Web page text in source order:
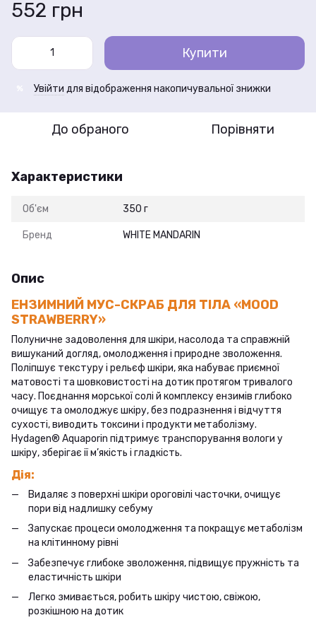
552 грн
Купити
Увійти для відображення накопичувальної знижки
До обраного Порівняти
Характеристики
Об'єм 350 г
Бренд WHITE MANDARIN
Опис
ЕНЗИМНИЙ МУС-СКРАБ ДЛЯ ТІЛА «MOOD
STRAWBERRY»
Полуничне задоволення для шкіри, насолода та справжній
вишуканий догляд, омолодження і природне зволоження.
Поліпшує текстуру і рельєф шкіри, яка набуває приємної
матовості та шовковистості на дотик протягом тривалого
часу. Поєднання морської солі й комплексу ензимів глибоко
очищує та омолоджує шкіру, без подразнення і відчуття
сухості, виводить токсини і продукти метаболізму.
Hydagen® Aquaporin підтримує транспорування вологи у
шкіру, зберігає ії м’якість і гладкість.
Дія:
Видаляє з поверхні шкіри ороговілі часточки, очищує
пори від надлишку себуму
Запускає процеси омолодження та покращує метаболізм
на клітинному рівні
Забезпечує глибоке зволоження, підвищує пружність та
еластичність шкіри
Легко змивається, робить шкіру чистою, свіжою,
розкішною на дотик